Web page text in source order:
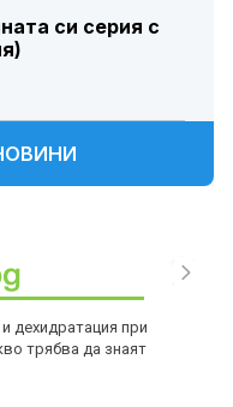
си серия с
дехидратация при
трябва да знаят